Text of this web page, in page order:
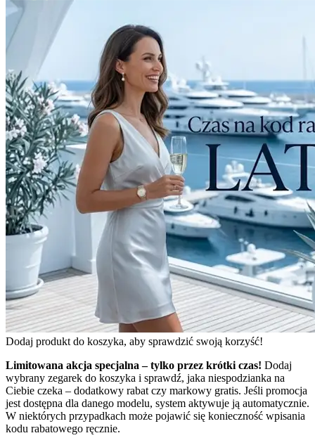
Dodaj produkt do koszyka, aby sprawdzić swoją korzyść!
Limitowana akcja specjalna – tylko przez krótki czas! Dodaj
wybrany zegarek do koszyka i sprawdź, jaka niespodzianka na
Ciebie czeka – dodatkowy rabat czy markowy gratis. Jeśli promocja
jest dostępna dla danego modelu, system aktywuje ją automatycznie.
W niektórych przypadkach może pojawić się konieczność wpisania
kodu rabatowego ręcznie.